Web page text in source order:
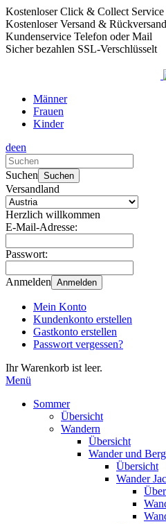
Kostenloser Click & Collect Service
Kostenloser Versand &
Kundenservice Telefon oder Mail
Sicher bezahlen SSL-Verschlüsselt
Männer
Frauen
Kinder
deen
die
nach
oben
unten,
um
das
können
Touch-
und
Suchen Suchen
Versandland
Herzlich willkommen
E-Mail-Adresse:
Passwort:
Anmelden Anmelden
Mein Konto
Kundenkonto erstellen
Gastkonto erstellen
Passwort vergessen?
Ihr Warenkorb ist leer.
Menü
Sommer
Übersicht
Wandern
Übersicht
Wander und
Übersicht
Wander